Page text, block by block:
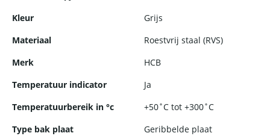
Kleur
Grijs
Materiaal
Roestvrij staal (RVS)
Merk
HCB
Temperatuur indicator
Ja
Temperatuurbereik in °c
+50˚C tot +300˚C
Type bak plaat
Geribbelde plaat